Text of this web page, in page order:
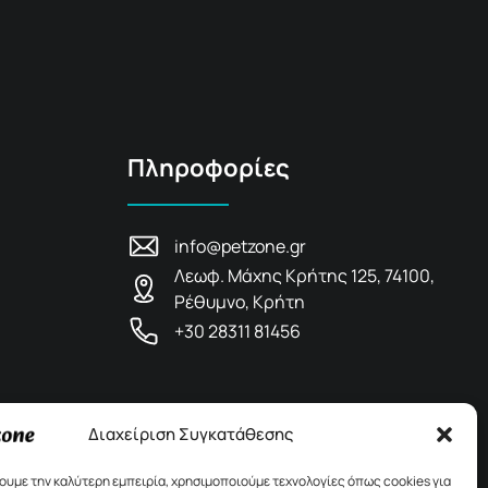
Διαχείριση Συγκατάθεσης
την καλύτερη εμπειρία, χρησιμοποιούμε τεχνολογίες όπως cookies για
Πληροφορίες
info@petzone.gr
Λεωφ. Μάχης Κρήτης 125, 74100,
Ρέθυμνο, Κρήτη
+30 28311 81456